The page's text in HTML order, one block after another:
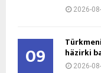
2026-
09 häzirki
2026-